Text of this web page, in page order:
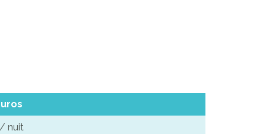
nuit